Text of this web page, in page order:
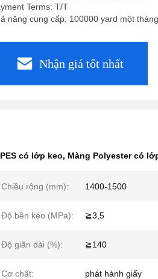
Terms: T/T
năng cung cấp: 100000 yard một tháng
Nhận giá tốt nhất
có lớp keo, Màng Polyester có
Chiều rộng (mm): 1400-1500
Độ bền kéo (MPa): ≧3,5
Độ giãn dài (%): ≧140
Cơ chất: phát hành giấy